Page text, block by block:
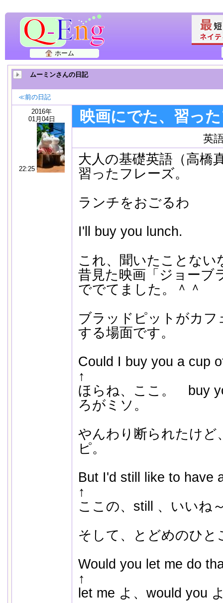
ホーム
ムーミンさんの日記
≪前の日記
2016年
01月04日
22:25
映画にでた、習っ
英
大人の基礎英語（高橋
習ったフレーズ。
ランチをおごるわ
I'll buy you lunch.
これ、聞いたことない
昔見た映画「ジョーブ
ででてました。＾＾
ブラッドピットがカフ
する場面です。
Could I buy you a cup
↑
ほらね、ここ。 buy
ろがミソ。
やんわり断られたけど
ピ。
But I'd still like to have
↑
ここの、still 、いいね
そして、とどめのひと
Would you let me do
↑
let me よ、would you